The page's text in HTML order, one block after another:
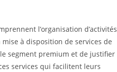
l’organisation d’activités
à disposition de services de
segment premium et de justifier
services qui facilitent leurs